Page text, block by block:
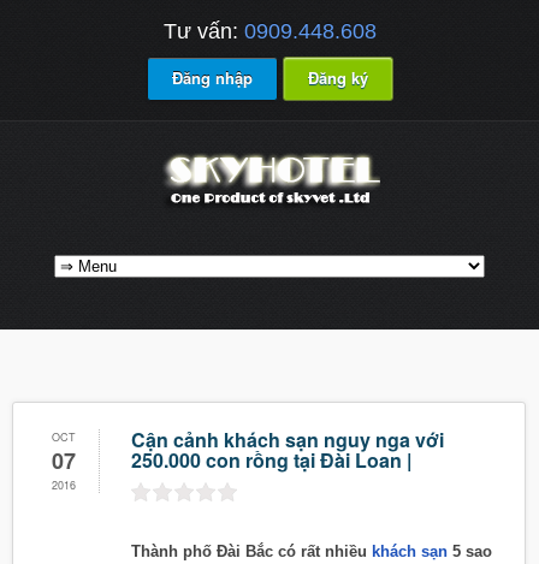
Tư vấn: 0909.448.608
Đăng nhập Đăng ký
OCT
07
2016
Cận cảnh khách sạn nguy nga với
250.000 con rồng tại Đài Loan |
Thành phố Đài Bắc có rất nhiều khách sạn 5 sao